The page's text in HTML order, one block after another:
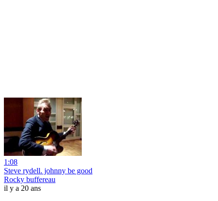
1:08
Steve rydell. johnny be good
Rocky buffereau
il y a 20 ans